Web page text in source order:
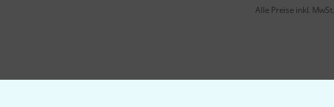
Alle Preise inkl. MwSt.